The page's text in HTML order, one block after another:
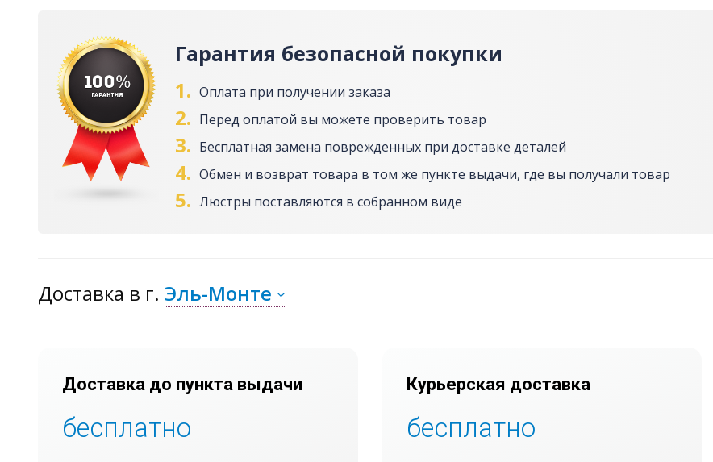
Гарантия безопасной покупки
1. Оплата при получении заказа
2. Перед оплатой вы можете проверить товар
3. Бесплатная замена поврежденных при доставке деталей
4. Обмен и возврат товара в том же пункте выдачи, где вы получали товар
5. Люстры поставляются в собранном виде
Доставка в г. Эль-Монте
Доставка до пункта выдачи
бесплатно
Курьерская доставка
бесплатно